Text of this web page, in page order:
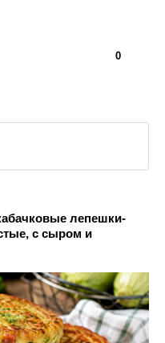
0
лепешки-
с сыром и